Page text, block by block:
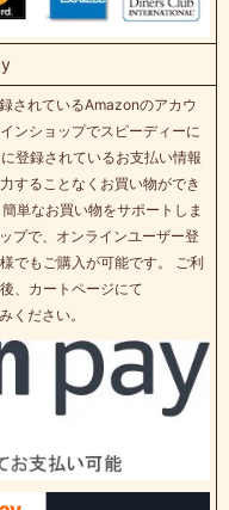
されているAmazonのアカウ
ンショップでスピーディーに
登録されているお支払い情報
することなくお買い物ができ
単なお買い物をサポートしま
プで、オンラインユーザー登
でもご購入が可能です。 ご利
、カートページにて
ください。